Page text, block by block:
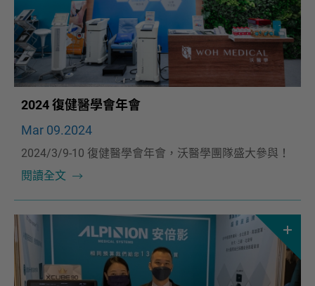
2024 復健醫學會年會
Mar 09.2024
2024/3/9-10 復健醫學會年會，沃醫學團隊盛大參與！
閱讀全文